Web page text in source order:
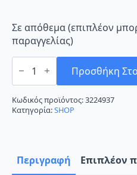
Σε απόθεμα (επιπλέον
παραγγελίας)
F&U
FVIN-
18135
Κλιματιστικό
Inverter
18000
WiFi
ποσότητα
Προσθήκη
Κωδικός προϊόντος:3224937
Κατηγορία:SHOP
Περιγραφή Επιπλέον